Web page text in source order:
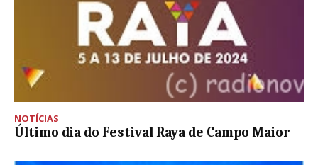
NOTÍCIAS
Último dia do Festival Raya de Campo Maior